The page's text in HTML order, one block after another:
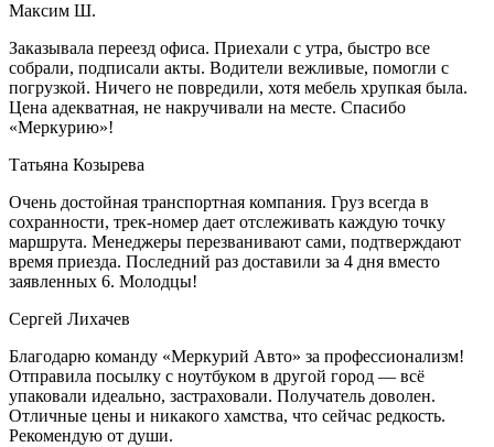
Максим Ш.
Заказывала переезд офиса. Приехали с утра, быстро все
собрали, подписали акты. Водители вежливые, помогли с
погрузкой. Ничего не повредили, хотя мебель хрупкая была.
Цена адекватная, не накручивали на месте. Спасибо
«Меркурию»!
Татьяна Козырева
Очень достойная транспортная компания. Груз всегда в
сохранности, трек-номер дает отслеживать каждую точку
маршрута. Менеджеры перезванивают сами, подтверждают
время приезда. Последний раз доставили за 4 дня вместо
заявленных 6. Молодцы!
Сергей Лихачев
Благодарю команду «Меркурий Авто» за профессионализм!
Отправила посылку с ноутбуком в другой город — всё
упаковали идеально, застраховали. Получатель доволен.
Отличные цены и никакого хамства, что сейчас редкость.
Рекомендую от души.